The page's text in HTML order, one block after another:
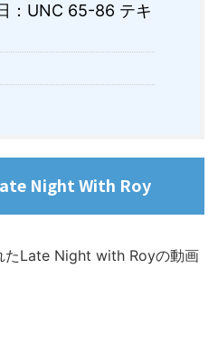
：UNC 65-86 テキ
Night With Roy
たLate Night with Royの動画